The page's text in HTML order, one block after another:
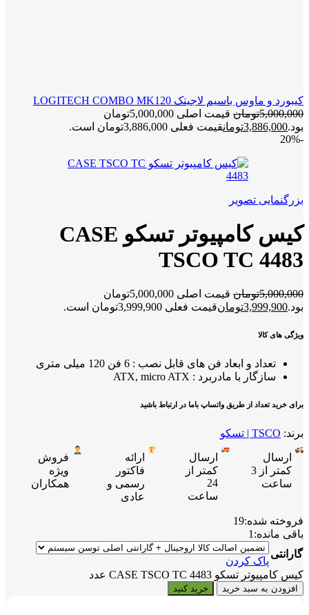
کیبورد و ماوس باسیم لاجیتک LOGITECH COMBO MK120
5,000,000تومان
قیمت اصلی 5,000,000تومان
بود.3,886,000تومانقیمت فعلی 3,886,000تومان است.
-20%
بزرگنمایی تصویر
کیس کامپیوتر تسکو CASE
TSCO TC 4483
5,000,000تومان
قیمت اصلی 5,000,000تومان
بود.3,999,900تومانقیمت فعلی 3,999,900تومان است.
ویژگی های کالا
تعداد و ابعاد فن های قابل نصب : 6 فن 120 میلی متری
سازگار با مادربرد : ATX, micro ATX
برای خرید تعداد از طریق واتساپ باما در ارتباط باشید
برند: TSCO | تسکو
ارسال
کمتر از 3
ساعت
ارسال
کمتر از
24
ساعت
ارائه
فاکتور
رسمی و
عادی
فروش
ویژه
همکاران
فروخته شده:19
باقی مانده: 1
گارانتی
پاک کردن
کیس کامپیوتر تسکو CASE TSCO TC 4483 عدد
افزودن به سبد خرید خرید کنید